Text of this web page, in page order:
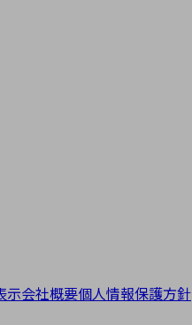
示会社概要個人情報保護方針